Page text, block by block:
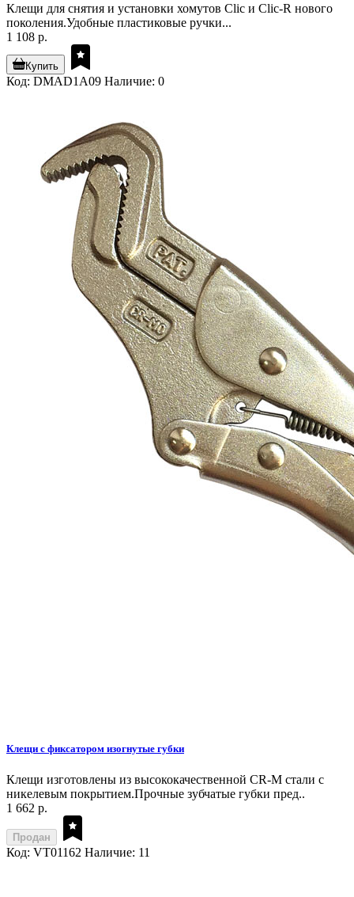
Клещи для снятия и установки хомутов Clic и Clic-R нового
поколения.Удобные пластиковые ручки...
1 108 р.
Купить
Код: DMAD1A09 Наличие: 0
Клещи с фиксатором изогнутые губки
Клещи изготовлены из высококачественной CR-M стали с
никелевым покрытием.Прочные зубчатые губки пред..
1 662 р.
Продан
Код: VT01162 Наличие: 11